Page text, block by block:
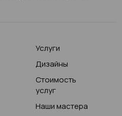
Услуги
Дизайны
Стоимость
услуг
Наши мастера